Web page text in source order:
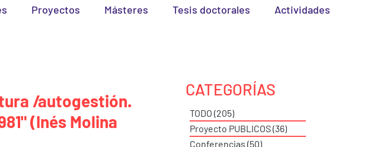
Proyectos Másteres Tesis doctorales Actividades
CATEGORÍAS
TODO (205)
Proyecto PUBLICOS(36)
Conferencias (50)
/autogestión.
(Inés Molina